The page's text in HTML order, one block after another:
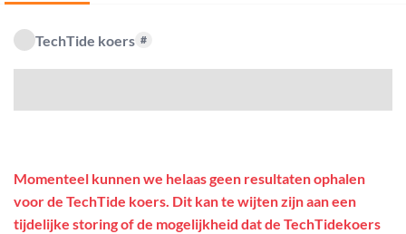
TechTide koers #
Momenteel kunnen we helaas geen resultaten ophalen
voor de TechTide koers. Dit kan te wijten zijn aan een
tijdelijke storing of de mogelijkheid dat de TechTidekoers